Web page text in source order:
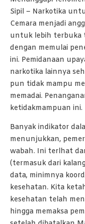
Sipil – Narkotika
Cemara menjadi
untuk lebih terbuka
dengan memulai
ini. Pemidanaan
narkotika lainnya
pun tidak mampu
memadai.
ketidakmampuan ini.
Banyak indikator
menunjukkan,
wabah. Ini terlhat
(termasuk dari
data, minimnya
kesehatan. Kita
kesehatan telah
hingga memaksa